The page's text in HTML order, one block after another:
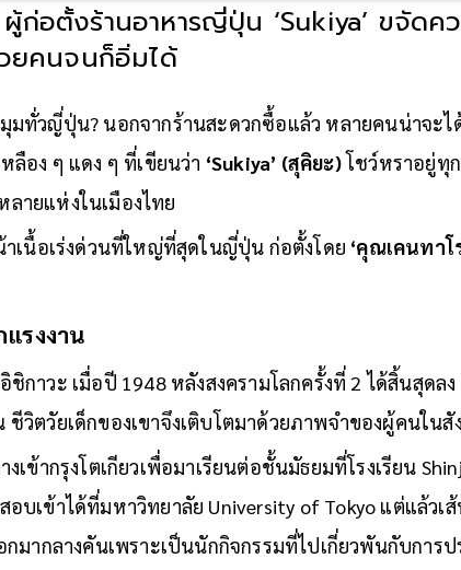
ผู้ก่อตั้งร้านอาหารญี่ปุ่น ‘Sukiya’ ขจัด
ยคนจนก็อิ่มได้
มทั่วญี่ปุ่น? นอกจากร้านสะดวกซื้อแล้ว หลายคนน่าจะ
ลือง ๆ แดง ๆ ที่เขียนว่า ‘Sukiya’ (สุคิยะ)โชว์หราอยู่
ายแห่งในเมืองไทย
าเนื้อเร่งด่วนที่ใหญ่ที่สุดในญี่ปุ่น ก่อตั้งโดย ‘คุณเคนทาโ
รงงาน
กาวะ เมื่อปี 1948 หลังสงครามโลกครั้งที่ 2 ได้สิ้นสุดล
วิตวัยเด็กของเขาจึงเติบโตมาด้วยภาพจำของผู้คนในสั
เข้ากรุงโตเกียวเพื่อมาเรียนต่อชั้นมัธยมที่โรงเรียน
อบเข้าได้ที่มหาวิทยาลัย University of Tokyo แต่แล้ว
กมากลางคันเพราะเป็นนักกิจกรรมที่ไปเกี่ยวพันกับการ